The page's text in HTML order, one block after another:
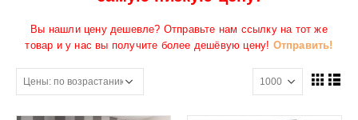
Вы нашли цену дешевле? Отправьте нам ссылку на тот же
товар и у нас вы получите более дешёвую цену! Отправить!